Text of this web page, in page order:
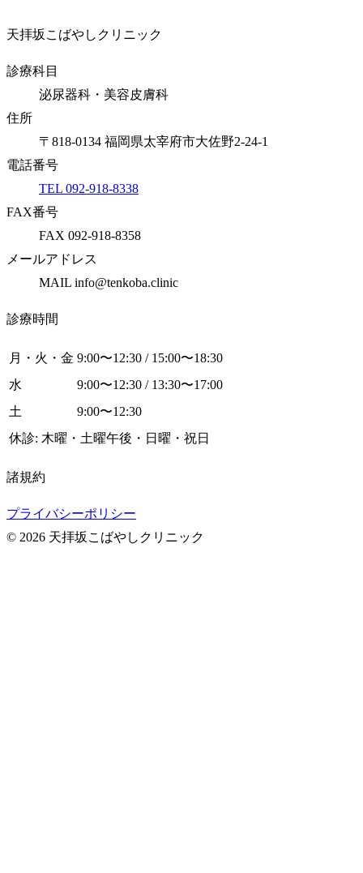
天拝坂こばやしクリニック
診療科目
泌尿器科・美容皮膚科
住所
〒818-0134 福岡県太宰府市大佐野2-24-1
電話番号
TEL 092-918-8338
FAX番号
FAX 092-918-8358
メールアドレス
MAIL info@tenkoba.clinic
診療時間
月・火・金 9:00〜12:30 / 15:00〜18:30
水
9:00〜12:30 / 13:30〜17:00
土
9:00〜12:30
休診: 木曜・土曜午後・日曜・祝日
諸規約
プライバシーポリシー
© 2026 天拝坂こばやしクリニック